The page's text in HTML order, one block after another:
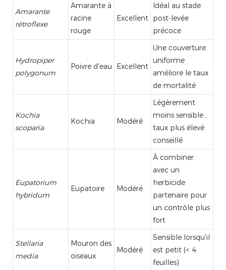
Amarante
rétroflexe
Amarante à
racine
rouge
Excellent
Idéal au stade
post-levée
précoce
Hydropiper
polygonum
Poivre d'eau Excellent
Une couverture
uniforme
améliore le taux
de mortalité
Kochia
scoparia
Kochia Modéré
Légèrement
moins sensible ;
taux plus élevé
conseillé
Eupatorium
hybridum
Eupatoire Modéré
À combiner
avec un
herbicide
partenaire pour
un contrôle plus
fort
Stellaria
media
Mouron des
oiseaux
Modéré
Sensible lorsqu'il
est petit (< 4
feuilles)